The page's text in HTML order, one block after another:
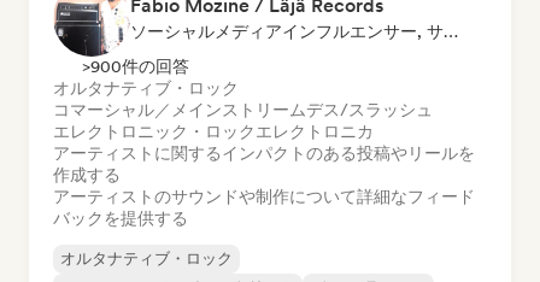
Fabio Mozine / Läjä Records
ソーシャルメディアインフルエンサー, サウンドエキスパート
>900件の回答
オルタナティブ・ロック
コマーシャル／メインストリームデス/スラッシュ
エレクトロニック・ロックエレクトロニカ
アーティストに関するインパクトのある投稿やリールを
作成する
アーティストのサウンドや制作について詳細なフィード
バックを提供する
オルタナティブ・ロック